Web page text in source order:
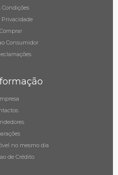
Condições
Privacidade
Consumidor
no mesmo dia
de Crédito